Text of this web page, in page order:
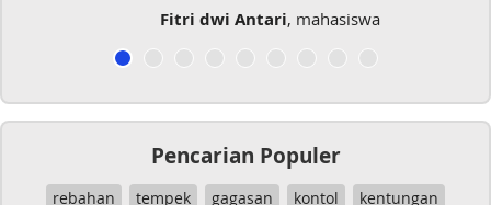
Fitri dwi Antari, mahasiswa
Pencarian Populer
rebahan tempek gagasan kontol kentungan